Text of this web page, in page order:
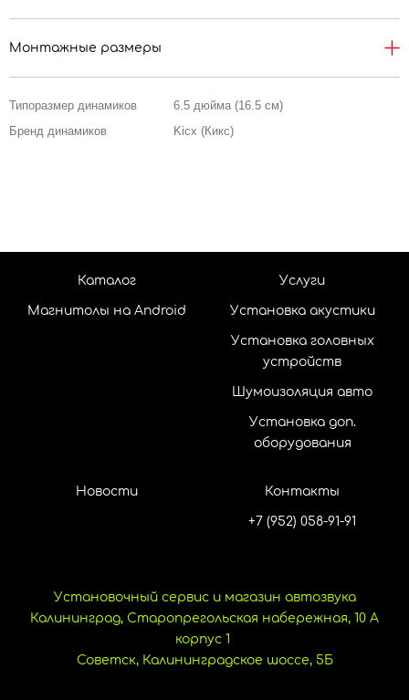
Монтажные размеры
Типоразмер динамиков
6.5 дюйма (16.5 см)
Бренд динамиков
Kicx (Кикс)
Каталог
Магнитолы на Android
Услуги
Установка акустики
Установка головных
устройств
Шумоизоляция авто
Установка доп.
оборудования
Новости Контакты
+7 (952) 058-91-91
Установочный сервис и магазин автозвука
Калининград, Старопрегольская набережная, 10 А
корпус 1
Советск, Калининградское шоссе, 5Б